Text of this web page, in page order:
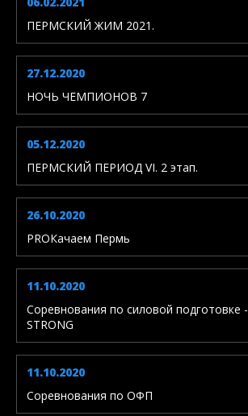
ПЕРМСКИЙ ЖИМ 2021.
27.12.2020
НОЧЬ ЧЕМПИОНОВ 7
05.12.2020
ПЕРМСКИЙ ПЕРИОД VI. 2 этап.
26.10.2020
PROКачаем Пермь
11.10.2020
Соревнования по силовой подготовке -
STRONG
11.10.2020
Соревнования по ОФП